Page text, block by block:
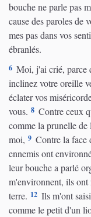
bouche ne parle pas
cause des paroles de
mes pas dans vos
ébranlés.
6 Moi, j'ai crié, parce
inclinez votre oreille
éclater vos
vous. 8 Contre ceux
comme la prunelle
moi, 9 Contre la face
ennemis ont
leur bouche a parlé
m'environnent, ils ont
terre. 12 Ils m'ont
comme le petit d'un